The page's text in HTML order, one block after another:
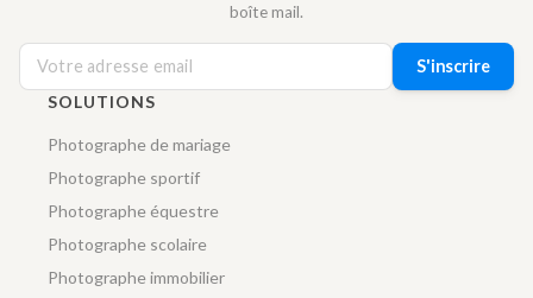
boîte mail.
S'inscrire
SOLUTIONS
Photographe de mariage
Photographe sportif
Photographe équestre
Photographe scolaire
Photographe immobilier